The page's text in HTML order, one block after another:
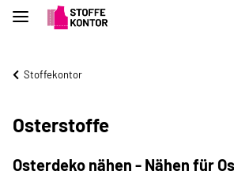
Stoffekontor
Osterstoffe
Osterdeko nähen - Nähen für